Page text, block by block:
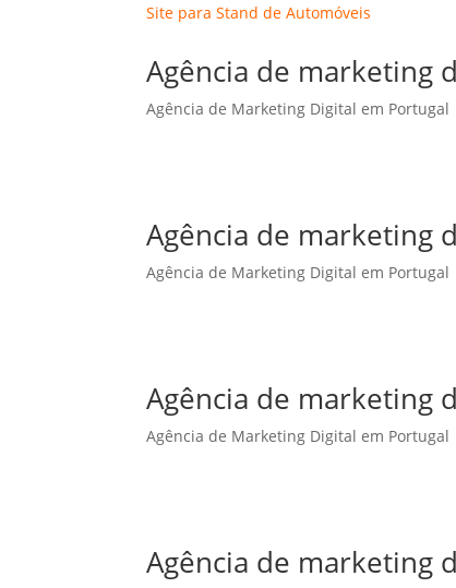
Site para Stand de Automóveis
Agência de marketing
Agência de Marketing Digital em Portugal
Agência de marketing
Agência de Marketing Digital em Portugal
Agência de marketing
Agência de Marketing Digital em Portugal
Agência de marketing